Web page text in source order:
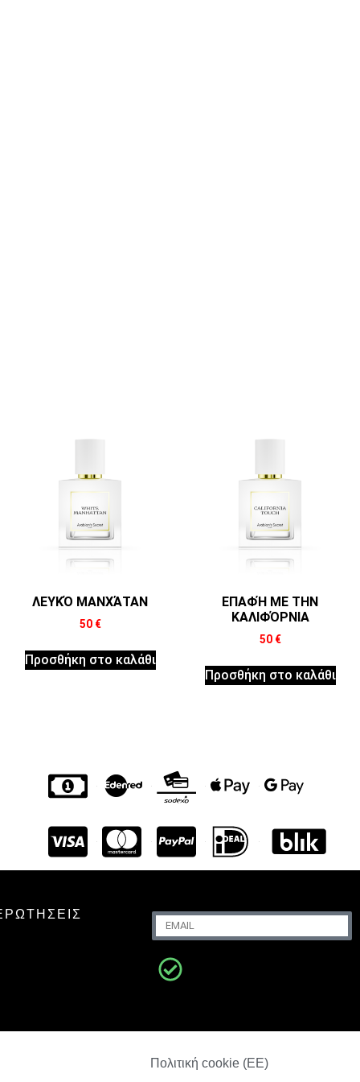
ΛΕΥΚΌ ΜΑΝΧΆΤΑΝ
50 €
Προσθήκη στο καλάθι
ΕΠΑΦΉ ΜΕ ΤΗΝ
ΚΑΛΙΦΌΡΝΙΑ
50 €
Προσθήκη στο καλάθι
Πολιτική cookie (ΕΕ)
45.50€